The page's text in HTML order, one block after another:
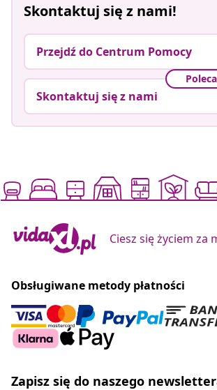
Skontaktuj się z nami!
Przejdź do Centrum Pomocy
Skontaktuj się z nami
Ciesz się życiem za
Obsługiwane metody płatności
Zapisz się do naszego